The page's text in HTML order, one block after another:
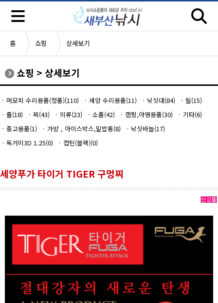
홈 쇼핑 상세보기
쇼핑 > 상세보기
머모피 수리용품(정품)(110) 세양 수리용품(11) 낚싯대(84)
릴(15)
줄(18)
찌(43) 의류(23) 소품(42) 캠핑,야영용품(30)
기타(6)
중고용품(1)
가방 , 아이스박스,밑밥통(8)
낚싯바늘(17)
독거미3D 1.25(0)
캡틴(블랙)(0)
세양푸가 타이거 TIGER 구멍찌